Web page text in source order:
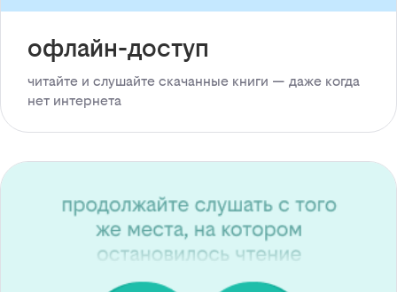
офлайн-доступ
читайте и слушайте скачанные книги — даже когда
нет интернета